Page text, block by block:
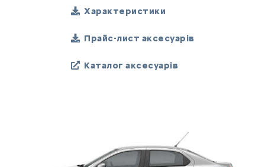
Характеристики
Прайс-лист аксесуарів
Каталог аксесуарів